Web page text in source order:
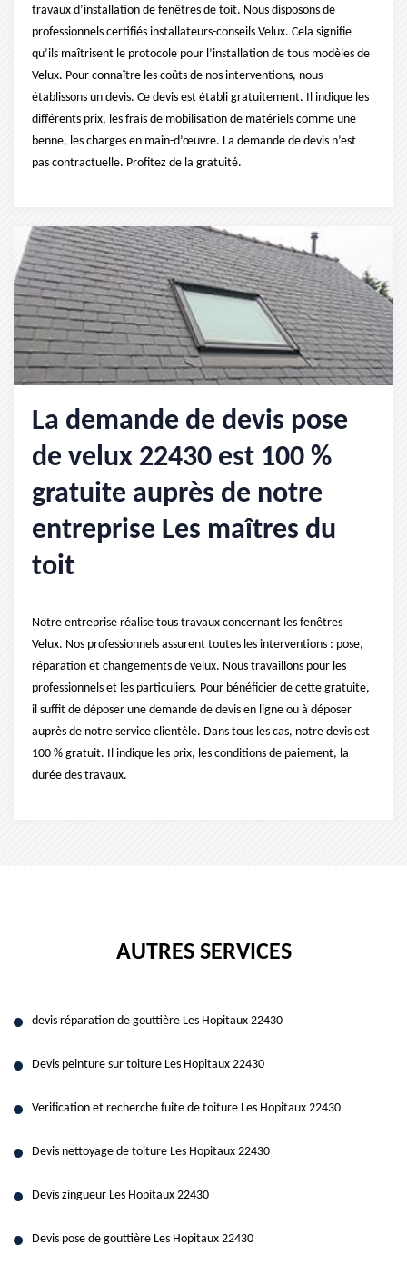
travaux d’installation de fenêtres de toit. Nous disposons de
professionnels certifiés installateurs-conseils Velux. Cela signifie
qu’ils maîtrisent le protocole pour l’installation de tous modèles de
Velux. Pour connaître les coûts de nos interventions, nous
établissons un devis. Ce devis est établi gratuitement. Il indique les
différents prix, les frais de mobilisation de matériels comme une
benne, les charges en main-d’œuvre. La demande de devis n’est
pas contractuelle. Profitez de la gratuité.
La demande de devis pose
de velux 22430 est 100 %
gratuite auprès de notre
entreprise Les maîtres du
toit
Notre entreprise réalise tous travaux concernant les fenêtres
Velux. Nos professionnels assurent toutes les interventions : pose,
réparation et changements de velux. Nous travaillons pour les
professionnels et les particuliers. Pour bénéficier de cette gratuite,
il suffit de déposer une demande de devis en ligne ou à déposer
auprès de notre service clientèle. Dans tous les cas, notre devis est
100 % gratuit. Il indique les prix, les conditions de paiement, la
durée des travaux.
AUTRES SERVICES
devis réparation de gouttière Les Hopitaux 22430
Devis peinture sur toiture Les Hopitaux 22430
Verification et recherche fuite de toiture Les Hopitaux 22430
Devis nettoyage de toiture Les Hopitaux 22430
Devis zingueur Les Hopitaux 22430
Devis pose de gouttière Les Hopitaux 22430